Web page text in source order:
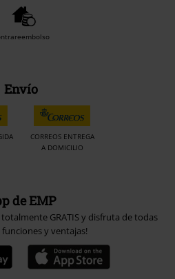
Envío
CORREOS ENTREGA
A DOMICILIO
de EMP
totalmente GRATIS y disfruta de todas
funciones y ventajas!